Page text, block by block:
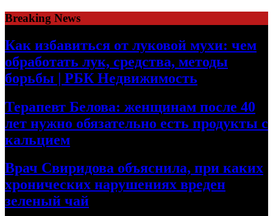
Skip
to
content
Breaking News
Как избавиться от луковой мухи: чем
обработать лук, средства, методы
борьбы | РБК Недвижимость
Терапевт Белова: женщинам после 40
лет нужно обязательно есть продукты с
кальцием
Врач Свиридова объяснила, при каких
хронических нарушениях вреден
зеленый чай